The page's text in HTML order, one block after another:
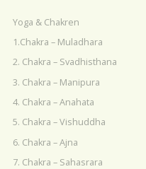
Yoga & Chakren
1.Chakra – Muladhara
2. Chakra – Svadhisthana
3. Chakra – Manipura
4. Chakra – Anahata
5. Chakra – Vishuddha
6. Chakra – Ajna
7. Chakra – Sahasrara